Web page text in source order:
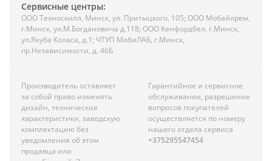
Сервисные центры:
ООО Техноскилл, Минск, ул. Притыцкого, 105; ООО Мобайлрем,
г.Минск, ул.М.Богдановича д.118; ООО Кенфордбел, г.Минск,
ул.Якуба Коласа, д.1; ЧТУП МобиЛАБ, г.Минск,
пр.Независимости, д. 46Б
Производитель оставляет
за собой право изменять
дизайн, технические
характеристики, заводскую
комплектацию без
уведомления об этом
продавца или
Гарантийное и сервисное
обслуживание, разрешение
вопросов покупателей
осуществляется по номеру
нашего отдела сервиса
+375295547454